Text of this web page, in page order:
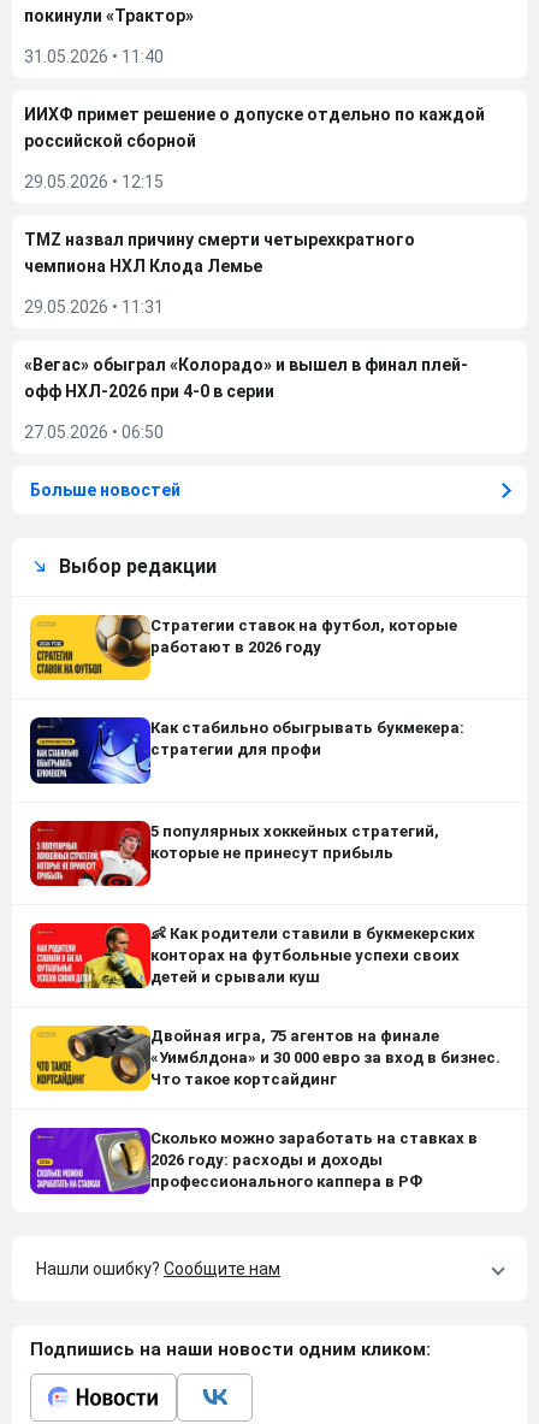
покинули «Трактор»
31.05.2026 • 11:40
ИИХФ примет решение о допуске отдельно по каждой
российской сборной
29.05.2026 • 12:15
TMZ назвал причину смерти четырехкратного
чемпиона НХЛ Клода Лемье
29.05.2026 • 11:31
«Вегас» обыграл «Колорадо» и вышел в финал плей-
офф НХЛ-2026 при 4-0 в серии
27.05.2026 • 06:50
Больше новостей
Выбор редакции
Стратегии ставок на футбол, которые
работают в 2026 году
Как стабильно обыгрывать букмекера:
стратегии для профи
5 популярных хоккейных стратегий,
которые не принесут прибыль
👶 Как родители ставили в букмекерских
конторах на футбольные успехи своих
детей и срывали куш
Двойная игра, 75 агентов на финале
«Уимблдона» и 30 000 евро за вход в бизнес.
Что такое кортсайдинг
Сколько можно заработать на ставках в
2026 году: расходы и доходы
профессионального каппера в РФ
Нашли ошибку? Сообщите нам
Подпишись на наши новости одним кликом: